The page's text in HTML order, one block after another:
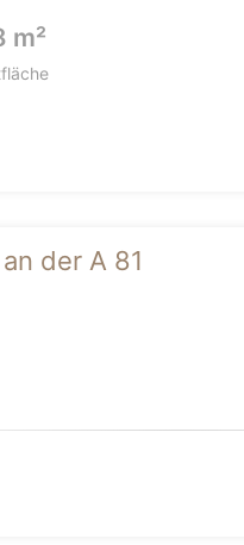
m²
der A 81